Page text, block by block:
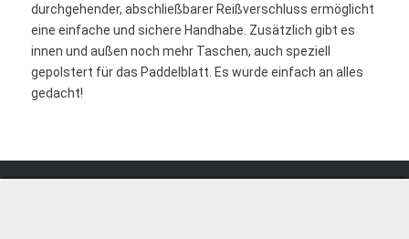
durchgehender, abschließbarer Reißverschluss ermöglicht
eine einfache und sichere Handhabe. Zusätzlich gibt es
innen und außen noch mehr Taschen, auch speziell
gepolstert für das Paddelblatt. Es wurde einfach an alles
gedacht!